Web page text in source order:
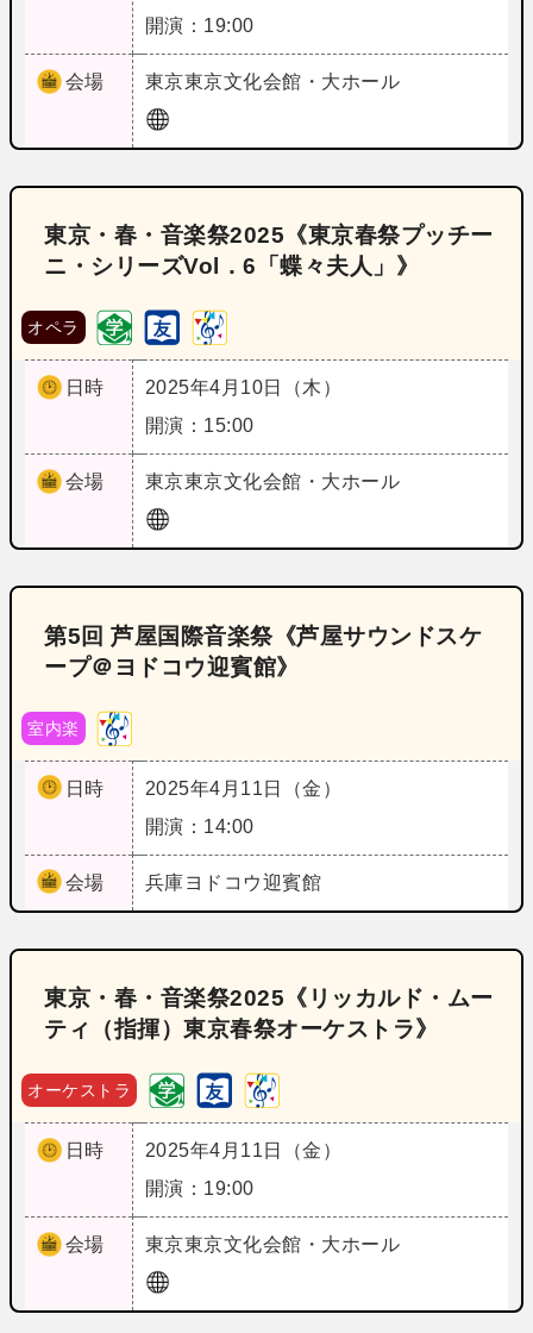
開演：19:00
会場 東京東京文化会館・大ホール
東京・春・音楽祭2025《東京春祭プッチー
ニ・シリーズVol．6「蝶々夫人」》
オペラ
日時
2025年4月10日（木）
開演：15:00
会場 東京東京文化会館・大ホール
第5回 芦屋国際音楽祭《芦屋サウンドスケ
ープ＠ヨドコウ迎賓館》
室内楽
日時
2025年4月11日（金）
開演：14:00
会場 兵庫ヨドコウ迎賓館
東京・春・音楽祭2025《リッカルド・ムー
ティ（指揮）東京春祭オーケストラ》
オーケストラ
日時
2025年4月11日（金）
開演：19:00
会場 東京東京文化会館・大ホール